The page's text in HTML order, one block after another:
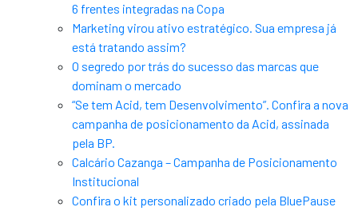
6 frentes integradas na Copa
Marketing virou ativo estratégico. Sua empresa já
está tratando assim?
O segredo por trás do sucesso das marcas que
dominam o mercado
“Se tem Acid, tem Desenvolvimento”. Confira a nova
campanha de posicionamento da Acid, assinada
pela BP.
Calcário Cazanga – Campanha de Posicionamento
Institucional
Confira o kit personalizado criado pela BluePause